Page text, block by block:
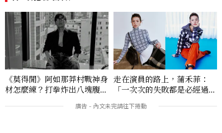
《莫得閒》阿如那莽村戰神身
材怎麼練？打拳炸出八塊腹
走在演員的路上，蒲禾菲：
「一次次的失敗都是必經過
能做得好。」